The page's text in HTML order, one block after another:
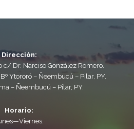
Dirección:
c/ Dr. Narciso González Romero.
Ytororó – Ñeembucú – Pilar, PY.
– Ñeembucú – Pilar, PY.
Horario: